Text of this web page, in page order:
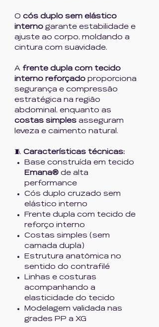
O cós duplo sem elástico
interno garante estabilidade e
ajuste ao corpo, moldando a
cintura com suavidade.
A frente dupla com tecido
interno reforçado proporciona
segurança e compressão
estratégica na região
abdominal, enquanto as
costas simples asseguram
leveza e caimento natural.
🧵 Características técnicas:
Base construída em tecido
Emana® de alta
performance
Cós duplo cruzado sem
elástico interno
Frente dupla com tecido de
reforço interno
Costas simples (sem
camada dupla)
Estrutura anatômica no
sentido do contrafilé
Linhas e costuras
acompanhando a
elasticidade do tecido
Modelagem validada nas
grades PP a XG